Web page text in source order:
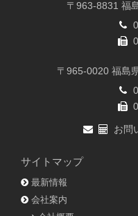
〒963-8831 福
〒965-0020 福島
お問
サイトマップ
最新情報
会社案内